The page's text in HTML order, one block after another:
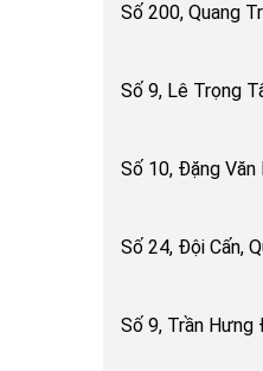
Số 200, Quang
Số 9, Lê Trọng
Số 10, Đặng
Số 24, Đội Cấn,
Số 9, Trần Hưng